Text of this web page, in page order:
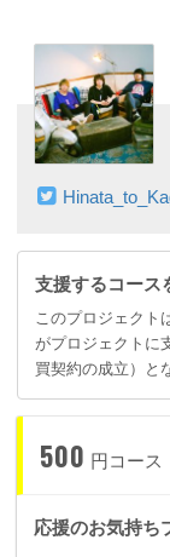
支援するコース
このプロジェクト
がプロジェクトに
買契約の成立）と
500 円コース
応援のお気持ち